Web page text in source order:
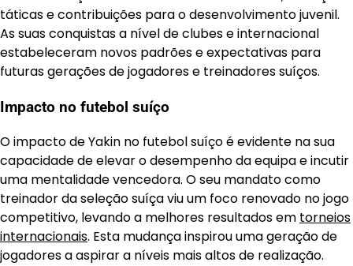
táticas e contribuições para o desenvolvimento juvenil.
As suas conquistas a nível de clubes e internacional
estabeleceram novos padrões e expectativas para
futuras gerações de jogadores e treinadores suíços.
Impacto no futebol suíço
O impacto de Yakin no futebol suíço é evidente na sua
capacidade de elevar o desempenho da equipa e incutir
uma mentalidade vencedora. O seu mandato como
treinador da seleção suíça viu um foco renovado no jogo
competitivo, levando a melhores resultados em torneios
internacionais. Esta mudança inspirou uma geração de
jogadores a aspirar a níveis mais altos de realização.